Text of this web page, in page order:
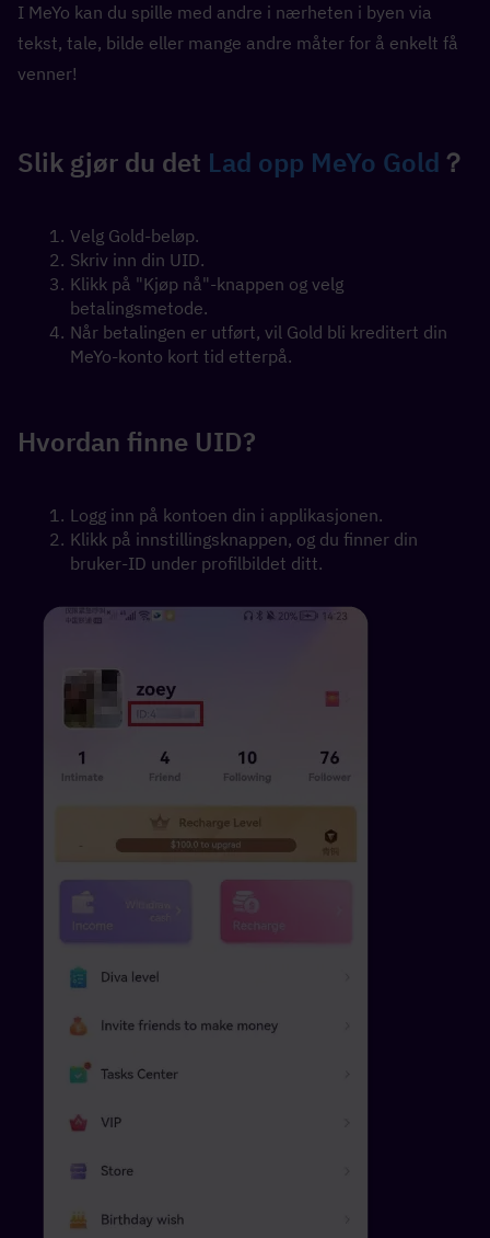
I MeYo kan du spille med andre i nærheten i byen via
tekst, tale, bilde eller mange andre måter for å enkelt få
venner!
Slik gjør du det Lad opp MeYo Gold ？
Velg Gold-beløp.
Skriv inn din UID.
Klikk på "Kjøp nå"-knappen og velg
betalingsmetode.
Når betalingen er utført, vil Gold bli kreditert din
MeYo-konto kort tid etterpå.
Hvordan finne UID?
Logg inn på kontoen din i applikasjonen.
Klikk på innstillingsknappen, og du finner din
bruker-ID under profilbildet ditt.